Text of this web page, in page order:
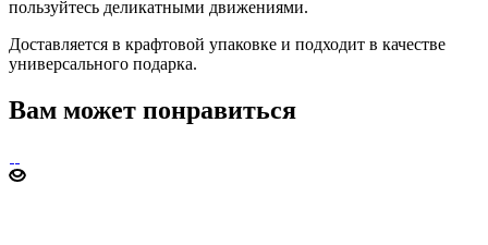
пользуйтесь деликатными движениями.
Доставляется в крафтовой упаковке и подходит в качестве
универсального подарка.
Вам может понравиться